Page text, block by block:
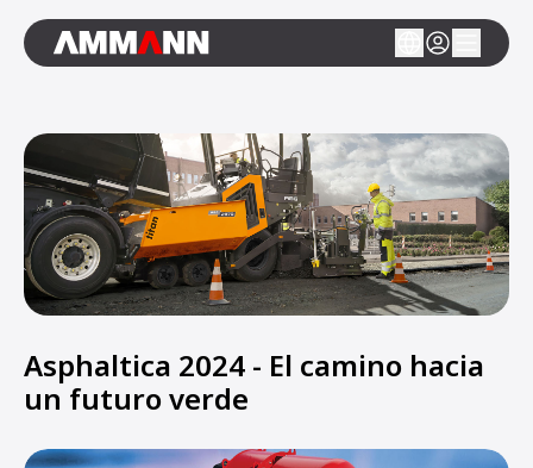
Asphaltica 2024 - El camino hacia
un futuro verde